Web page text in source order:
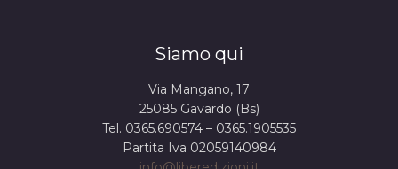
Siamo qui
Via Mangano, 17
25085 Gavardo (Bs)
Tel. 0365.690574 – 0365.1905535
Partita Iva 02059140984